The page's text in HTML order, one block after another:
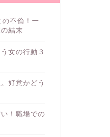
の不倫！一
結末
女の行動３
好意かどう
！職場での